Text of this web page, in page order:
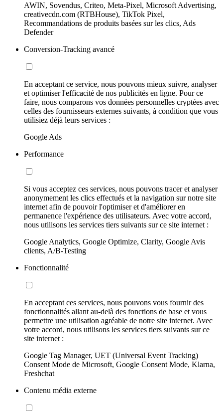
AWIN, Sovendus, Criteo, Meta-Pixel, Microsoft Advertising,
creativecdn.com (RTBHouse), TikTok Pixel,
Recommandations de produits basées sur les clics, Ads
Defender
Conversion-Tracking avancé
En acceptant ce service, nous pouvons mieux suivre, analyser
et optimiser l'efficacité de nos publicités en ligne. Pour ce
faire, nous comparons vos données personnelles cryptées avec
celles des fournisseurs externes suivants, à condition que vous
utilisiez déjà leurs services :
Google Ads
Performance
Si vous acceptez ces services, nous pouvons tracer et analyser
anonymement les clics effectués et la navigation sur notre site
internet afin de pouvoir l'optimiser et d'améliorer en
permanence l'expérience des utilisateurs. Avec votre accord,
nous utilisons les services tiers suivants sur ce site internet :
Google Analytics, Google Optimize, Clarity, Google Avis
clients, A/B-Testing
Fonctionnalité
En acceptant ces services, nous pouvons vous fournir des
fonctionnalités allant au-delà des fonctions de base et vous
permettre une utilisation agréable de notre site internet. Avec
votre accord, nous utilisons les services tiers suivants sur ce
site internet :
Google Tag Manager, UET (Universal Event Tracking)
Consent Mode de Microsoft, Google Consent Mode, Klarna,
Freshchat
Contenu média externe